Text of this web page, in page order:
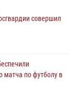
совершил
матча по футболу в